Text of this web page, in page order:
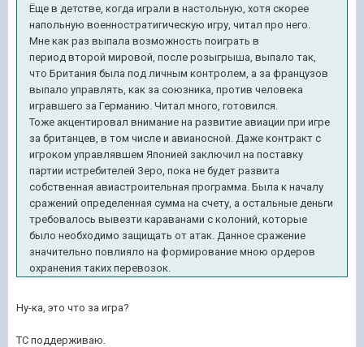
Ёще в детстве, когда играли в настольную, хотя скорее
напольную военностратигическую игру, читал про него.
Мне как раз выпала возможность поиграть в
период второй мировой, после розыгрыша, выпало так,
что Британия была под личным контролем, а за французов
выпало управлять, как за союзника, против человека
игравшего за Германию. Читал много, готовился.
Тоже акцентировал внимание на развитие авиации при игре
за британцев, в том числе и авианосной. Даже контракт с
игроком управлявшем Японией заключил на поставку
партии истребителей Зеро, пока не будет развита
собственная авиастроительная программа. Была к началу
сражений определенная сумма на счету, а остальные деньги
требовалось вывезти караванами с колоний, которые
было необходимо защищать от атак. Данное сражение
значительно повлияло на формирование мною ордеров
охранения таких перевозок.
Ну-ка, это что за игра?
ТС поддерживаю.